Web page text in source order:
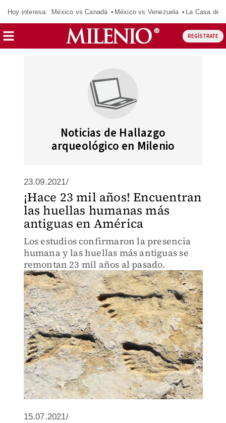
Hoy interesa: México vs Canadá México vs Venezuela La Casa de
REGÍSTRATE
Noticias de Hallazgo
arqueológico en Milenio
23.09.2021/
¡Hace 23 mil años! Encuentran
las huellas humanas más
antiguas en América
Los estudios confirmaron la presencia
humana y las huellas más antiguas se
remontan 23 mil años al pasado.
15.07.2021/